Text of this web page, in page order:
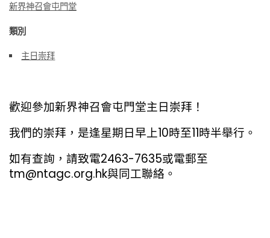
新界神召會屯門堂
類別
主日崇拜
歡迎參加新界神召會屯門堂主日崇拜！
我們的崇拜，是逢星期日早上10時至11時半舉行。
如有查詢，請致電2463-7635或電郵至
tm@ntagc.org.hk與同工聯絡。